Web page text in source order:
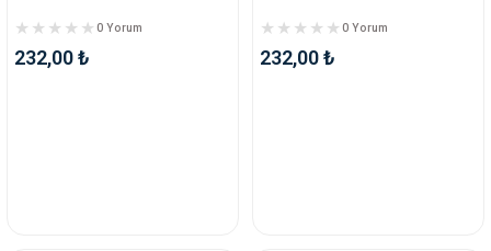
0 Yorum
232,00 ₺
0 Yorum
232,00 ₺